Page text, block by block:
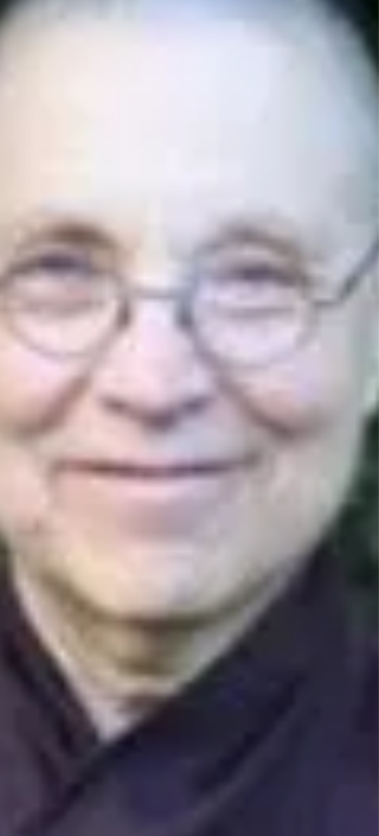
語チャンネルの以...